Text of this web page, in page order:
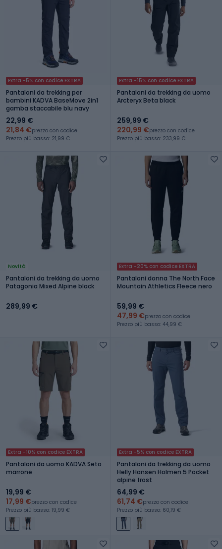
Extra -5% con codice EXTRA
Pantaloni da trekking per
bambini KADVA BaseMove 2in1
gamba staccabile blu navy
22,99 €
21,84 €prezzo con codice
Prezzo più basso: 21,99 €
Extra -15% con codice EXTRA
Pantaloni da trekking da uomo
Arcteryx Beta black
259,99 €
220,99 €prezzo con codice
Prezzo più basso: 233,99 €
Novità
Pantaloni da trekking da uomo
Patagonia Mixed Alpine black
289,99 €
Extra -20% con codice EXTRA
Pantaloni donna The North Face
Mountain Athletics Fleece nero
59,99 €
47,99 €prezzo con codice
Prezzo più basso: 44,99 €
Extra -10% con codice EXTRA
Pantaloni da uomo KADVA Seto
marrone
19,99 €
17,99 €prezzo con codice
Prezzo più basso: 19,99 €
Extra -5% con codice EXTRA
Pantaloni da trekking da uomo
Helly Hansen Holmen 5 Pocket
alpine frost
64,99 €
61,74 €prezzo con codice
Prezzo più basso: 60,19 €